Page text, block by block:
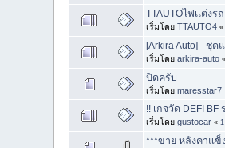
TTAUTOไฟเเต่ง
เริ่มโดยTTAUTO4 «
[Arkira Auto] - ชุ
เริ่มโดยarkira-auto «
ปิดครับ
เริ่มโดยmaresstar7
!! เกจวัด DEFI
เริ่มโดยgustocar « 1
***ขาย หลังคาแข็ง